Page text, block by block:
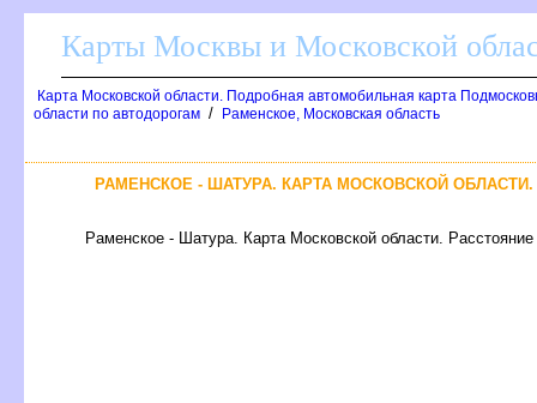
Карты Москвы и Московской
Карта Московской области. Подробная автомобильная карта
области по автодорогам / Раменское, Московская область
РАМЕНСКОЕ - ШАТУРА. КАРТА МОСКОВСКОЙ
Раменское - Шатура. Карта Московской области.